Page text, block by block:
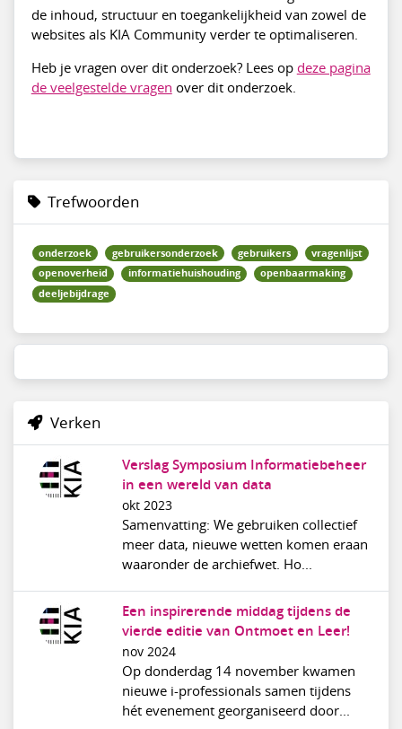
de inhoud, structuur en toegankelijkheid van zowel de
websites als KIA Community verder te optimaliseren.
Heb je vragen over dit onderzoek? Lees op deze pagina
de veelgestelde vragen over dit onderzoek.
Trefwoorden
onderzoek gebruikersonderzoek gebruikers
vragenlijst
openoverheid
informatiehuishouding
openbaarmaking
deeljebijdrage
Verken
Verslag Symposium Informatiebeheer
in een wereld van data
okt 2023
Samenvatting: We gebruiken collectief
meer data, nieuwe wetten komen eraan
waaronder de archiefwet. Ho...
Een inspirerende middag tijdens de
vierde editie van Ontmoet en Leer!
nov 2024
Op donderdag 14 november kwamen
nieuwe i-professionals samen tijdens
hét evenement georganiseerd door...